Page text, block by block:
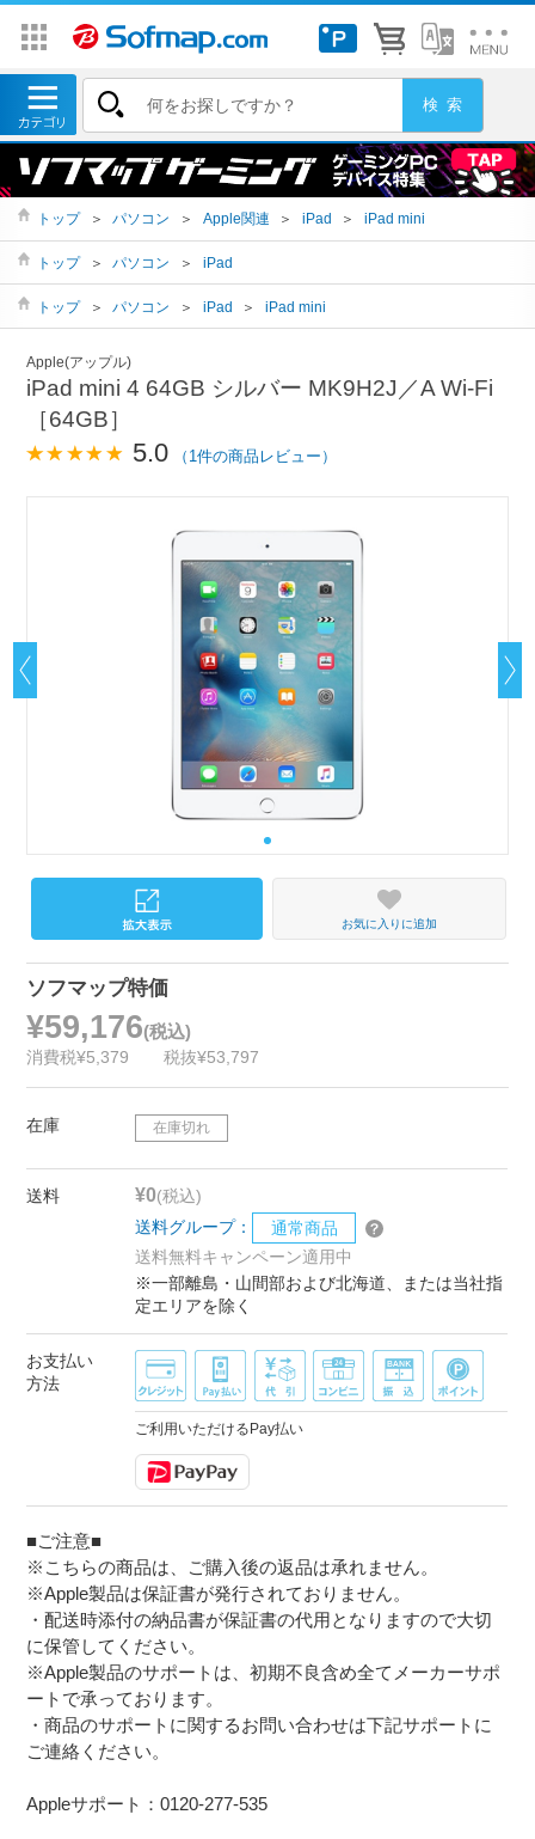
トップ ＞ パソコン ＞ Apple関連 ＞ iPad ＞ iPad mini
トップ ＞ パソコン ＞ iPad
トップ ＞ パソコン ＞ iPad ＞ iPad mini
Apple(アップル)
iPad mini 4 64GB シルバー MK9H2J／A Wi-Fi
［64GB］
5.0 （1件の商品レビュー）
お気に入りに追加
ソフマップ特価
¥59,176(税込)
消費税¥5,379 税抜¥53,797
在庫 在庫切れ
送料 ¥0(税込)
送料グループ：
通常商品
送料無料キャンペーン適用中
※一部離島・山間部および北海道、または当社指
定エリアを除く
お支払い
方法
ご利用いただけるPay払い
■ご注意■
※こちらの商品は、ご購入後の返品は承れません。
※Apple製品は保証書が発行されておりません。
・配送時添付の納品書が保証書の代用となりますので大切
に保管してください。
※Apple製品のサポートは、初期不良含め全てメーカーサポ
ートで承っております。
・商品のサポートに関するお問い合わせは下記サポートに
ご連絡ください。
Appleサポート：0120-277-535